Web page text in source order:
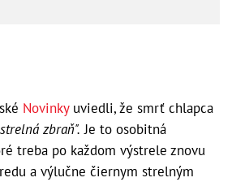
Novinkyuviedli, že smrť chlapca
zbraň". Je to osobitná
treba po každom výstrele znovu
a výlučne čiernym strelným